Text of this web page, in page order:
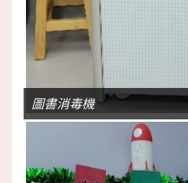
圖書消毒機